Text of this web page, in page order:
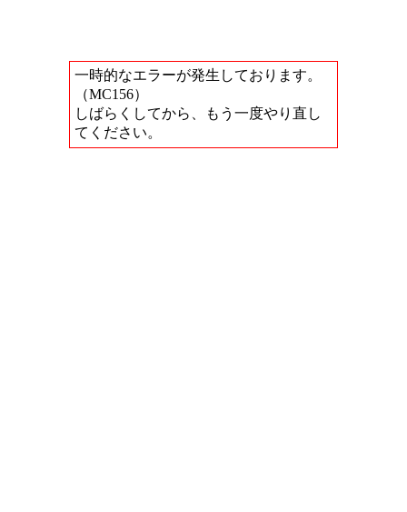
一時的なエラーが発生しております。
（MC156）
しばらくしてから、もう一度やり直し
てください。